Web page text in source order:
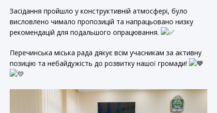
Засідання пройшло у конструктивній атмосфері, було
висловлено чимало пропозицій та напрацьовано низку
рекомендацій для подальшого опрацювання.
Перечинська міська рада дякує всім учасникам за активну
позицію та небайдужість до розвитку нашої громади!